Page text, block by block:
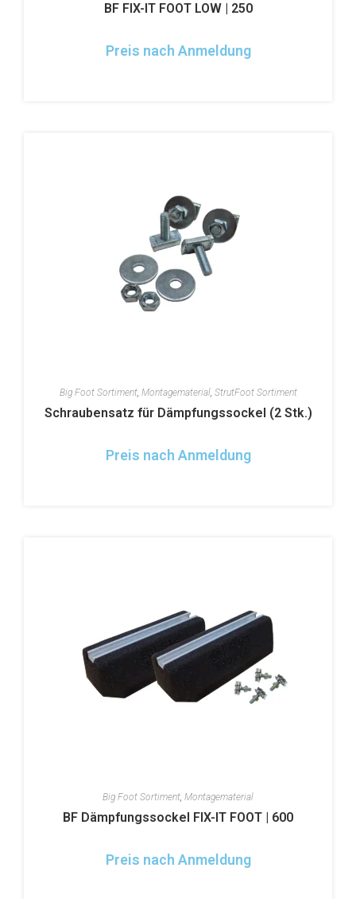
BF FIX-IT FOOT LOW | 250
Preis nach Anmeldung
Big Foot Sortiment, Montagematerial, StrutFoot Sortiment
Schraubensatz für Dämpfungssockel (2 Stk.)
Preis nach Anmeldung
Big Foot Sortiment, Montagematerial
BF Dämpfungssockel FIX-IT FOOT | 600
Preis nach Anmeldung